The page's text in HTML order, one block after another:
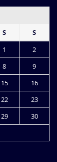
S
S
1
2
8
9
15
16
22
23
29
30